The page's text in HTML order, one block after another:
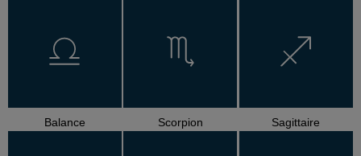
Balance Scorpion Sagittaire